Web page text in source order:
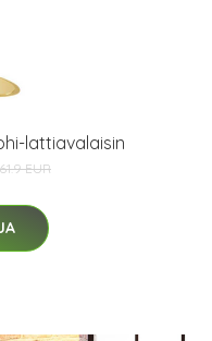
lattiavalaisin
EUR